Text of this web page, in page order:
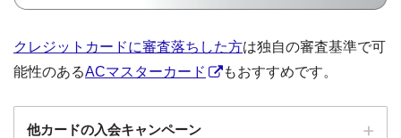
クレジットカードに審査落ちした方は独自の審査基準で可
能性のあるACマスターカード もおすすめです。
他カードの入会キャンペーン